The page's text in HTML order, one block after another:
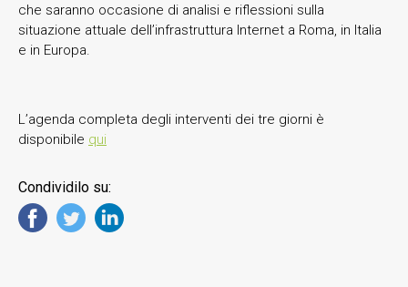
che saranno occasione di analisi e riflessioni sulla
situazione attuale dell’infrastruttura Internet a Roma, in Italia
e in Europa.
L’agenda completa degli interventi dei tre giorni è
disponibile qui
Condividilo su: